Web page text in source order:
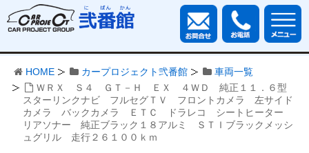
HOME カープロジェクト弐番館
車両一覧
ＷＲＸ Ｓ４ ＧＴ－Ｈ ＥＸ ４ＷＤ 純正１１．６型
スターリンクナビ フルセグＴＶ フロントカメラ 左サイド
カメラ バックカメラ ＥＴＣ ドラレコ シートヒーター
リアソナー 純正ブラック１８アルミ ＳＴＩブラックメッシ
ュグリル 走行２６１００ｋｍ